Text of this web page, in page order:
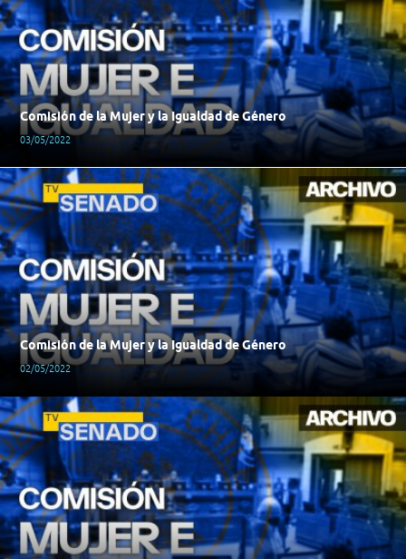
Comisión de la Mujer y la Igualdad de Género
03/05/2022
Comisión de la Mujer y la Igualdad de Género
02/05/2022